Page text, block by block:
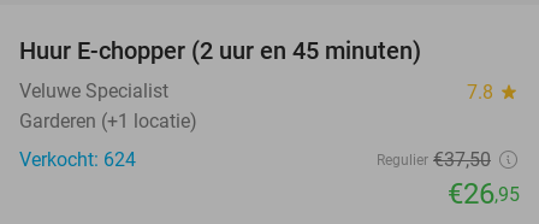
Huur E-chopper (2 uur en 45 minuten)
Veluwe Specialist 7.8 star
Garderen (+1 locatie)
Verkocht: 624
Regulier €37,50
€26,95